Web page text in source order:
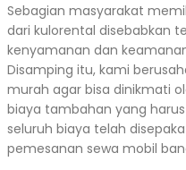
Sebagian masyarakat
dari kulorental disebabkan
kenyamanan dan
Disamping itu, kami
murah agar bisa dinikmati
biaya tambahan yang
seluruh biaya telah
pemesanan sewa mobil